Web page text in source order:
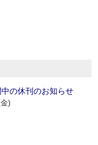
の休刊のお知らせ
)